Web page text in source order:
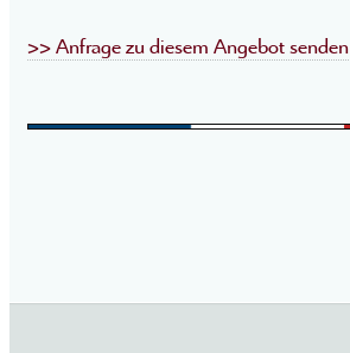
>> Anfrage zu diesem Angebot senden